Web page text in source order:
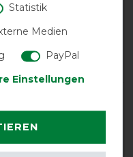
Lieferung gern
Statistik
Medien
PayPal
Einstellungen